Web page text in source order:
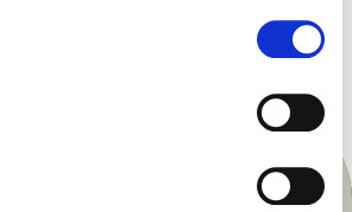
Hospitalarias